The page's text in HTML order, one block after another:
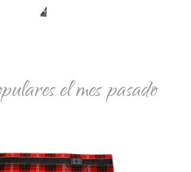
el mes pasado